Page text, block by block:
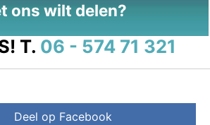
ons wilt delen?
T. 06 - 574 71 321
Deel op Facebook